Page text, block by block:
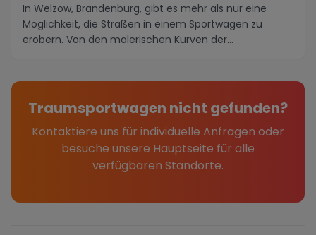
In Welzow, Brandenburg, gibt es mehr als nur eine
Möglichkeit, die Straßen in einem Sportwagen zu
erobern. Von den malerischen Kurven der
Traumsportwagen nicht gefunden?
Kontaktiere uns für individuelle Anfragen oder
besuche unsere Hauptseite für alle
verfügbaren Standorte.